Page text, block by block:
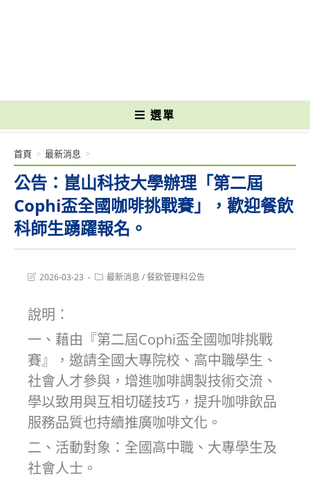
選單
公告：崑山科技大學辦理「第二屆
Cophi盃全國咖啡挑戰賽」，歡迎餐飲
科師生踴躍報名。
首頁 > 最新消息 >
Post2026-03-23
Post最新消息 /餐飲管理科公告
說明：
一、藉由『第二屆Cophi盃全國咖啡挑戰
賽』，邀請全國大專院校、高中職學生、
社會人才參與，增進咖啡調製技術交流、
學以致用與互相切磋技巧，提升咖啡飲品
服務品質也持續推廣咖啡文化。
二、活動對象：全國高中職、大專學生及
社會人士。